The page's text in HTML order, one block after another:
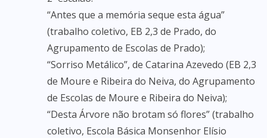
“Antes que a memória seque esta água”
(trabalho coletivo, EB 2,3 de Prado, do
Agrupamento de Escolas de Prado);
“Sorriso Metálico”, de Catarina Azevedo (EB 2,3
de Moure e Ribeira do Neiva, do Agrupamento
de Escolas de Moure e Ribeira do Neiva);
“Desta Árvore não brotam só flores” (trabalho
coletivo, Escola Básica Monsenhor Elísio